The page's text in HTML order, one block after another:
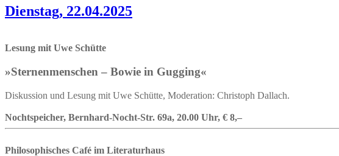
Dienstag, 22.04.2025
Lesung mit Uwe Schütte
»Sternenmenschen – Bowie in Gugging«
Diskussion und Lesung mit Uwe Schütte, Moderation: Christoph Dallach.
Nochtspeicher, Bernhard-Nocht-Str. 69a, 20.00 Uhr, € 8,–
Philosophisches Café im Literaturhaus